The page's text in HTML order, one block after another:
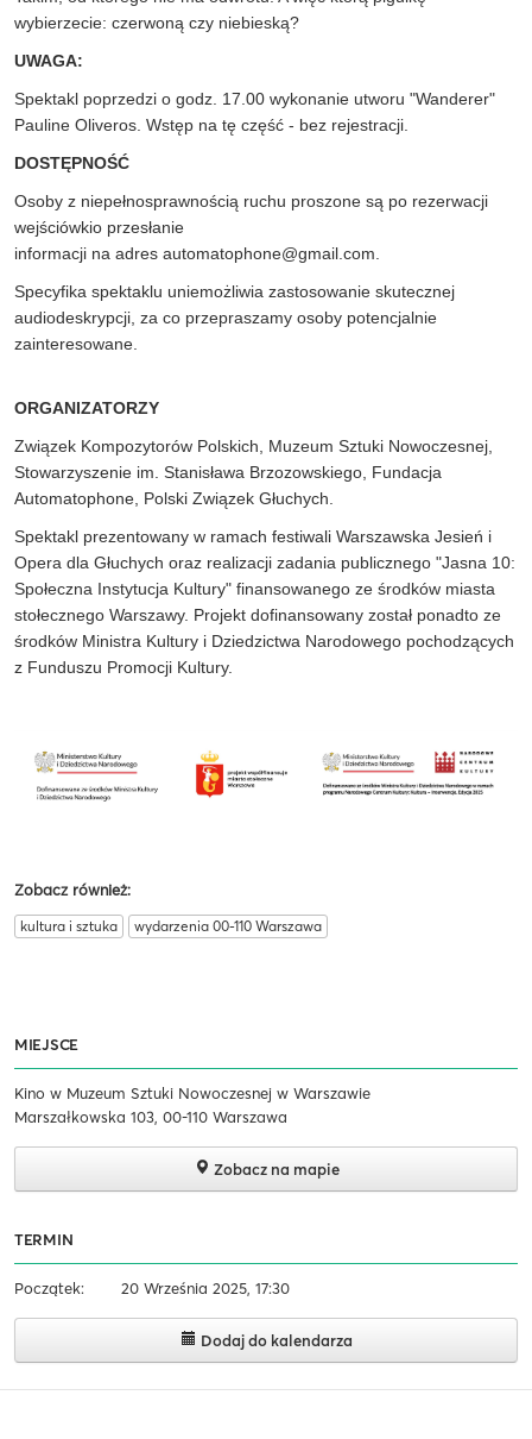
wybierzecie: czerwoną czy niebieską?
UWAGA:
Spektakl poprzedzi o godz. 17.00 wykonanie utworu "Wanderer"
Pauline Oliveros. Wstęp na tę część - bez rejestracji.
DOSTĘPNOŚĆ
Osoby z niepełnosprawnością ruchu proszone są po rezerwacji
wejściówkio przesłanie
informacji na adres automatophone@gmail.com.
Specyfika spektaklu uniemożliwia zastosowanie skutecznej
audiodeskrypcji, za co przepraszamy osoby potencjalnie
zainteresowane.
ORGANIZATORZY
Związek Kompozytorów Polskich, Muzeum Sztuki Nowoczesnej,
Stowarzyszenie im. Stanisława Brzozowskiego, Fundacja
Automatophone, Polski Związek Głuchych.
Spektakl prezentowany w ramach festiwali Warszawska Jesień i
Opera dla Głuchych oraz realizacji zadania publicznego "Jasna 10:
Społeczna Instytucja Kultury" finansowanego ze środków miasta
stołecznego Warszawy. Projekt dofinansowany został ponadto ze
środków Ministra Kultury i Dziedzictwa Narodowego pochodzących
z Funduszu Promocji Kultury.
Zobacz również:
kultura i sztuka wydarzenia 00-110 Warszawa
MIEJSCE
Kino w Muzeum Sztuki Nowoczesnej w Warszawie
Marszałkowska 103, 00-110 Warszawa
Zobacz na mapie
TERMIN
Początek: 20 Września 2025, 17:30
Dodaj do kalendarza